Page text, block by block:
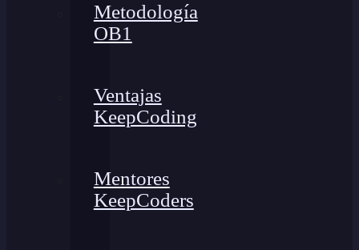
Metodología
OB1
Ventajas
KeepCoding
Mentores
KeepCoders